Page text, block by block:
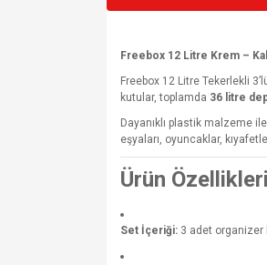
Freebox 12 Litre Krem –
Freebox 12 Litre Tekerlekli
kutular, toplamda 36 litre
Dayanıklı plastik malzeme
eşyaları, oyuncaklar,
Ürün Özellikleri
Set İçeriği: 3 adet organizer